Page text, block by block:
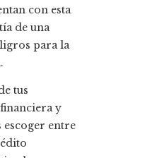
con esta
de una
para la
tus
y
entre